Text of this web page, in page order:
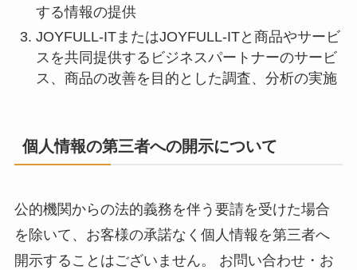
する情報の提供
JOYFULL-ITまたはJOYFULL-ITと商品やサービ
スを共同提供するビジネスパートナーのサービ
ス、商品の改善を目的とした調査、分析の実施
個人情報の第三者への開示について
公的機関からの法的義務を伴う要請を受けた場合
を除いて、お客様の承諾なく個人情報を第三者へ
開示することはございません。 お問い合わせ・お